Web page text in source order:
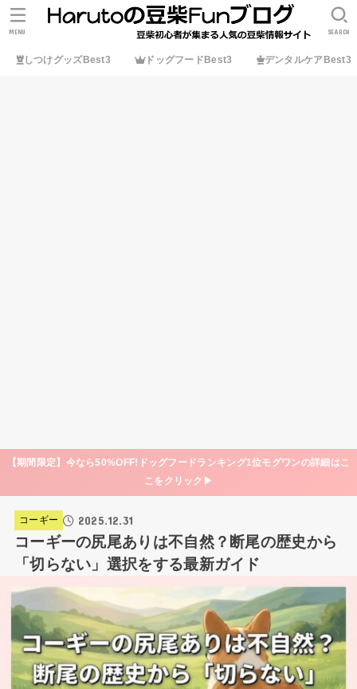
しつけグッズBest3 ドッグフードBest3 デンタルケアBest3
SEARCH
MENU
【期間限定】今なら50%OFF!ドッグフードランキング1位モグワンの詳細はこ
こをクリック▶
コーギー 2025.12.31
コーギーの尻尾ありは不自然？断尾の歴史から
「切らない」選択をする最新ガイド